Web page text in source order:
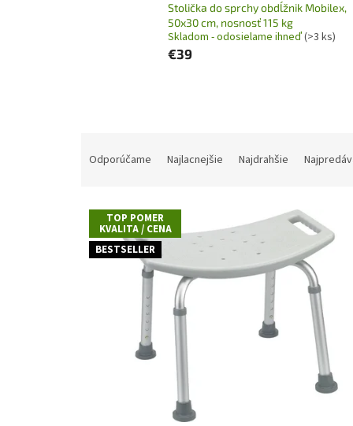
Stolička do sprchy obdĺžnik Mobilex,
50x30 cm, nosnosť 115 kg
Skladom - odosielame ihneď(>3 ks)
€39
n
p
Odporúčame Najlacnejšie Najdrahšie
TOP POMER
KVALITA / CENA
BESTSELLER